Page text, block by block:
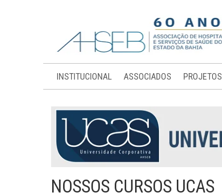
INSTITUCIONAL ASSOCIADOS PROJETOS
NOSSOS CURSOS UCAS